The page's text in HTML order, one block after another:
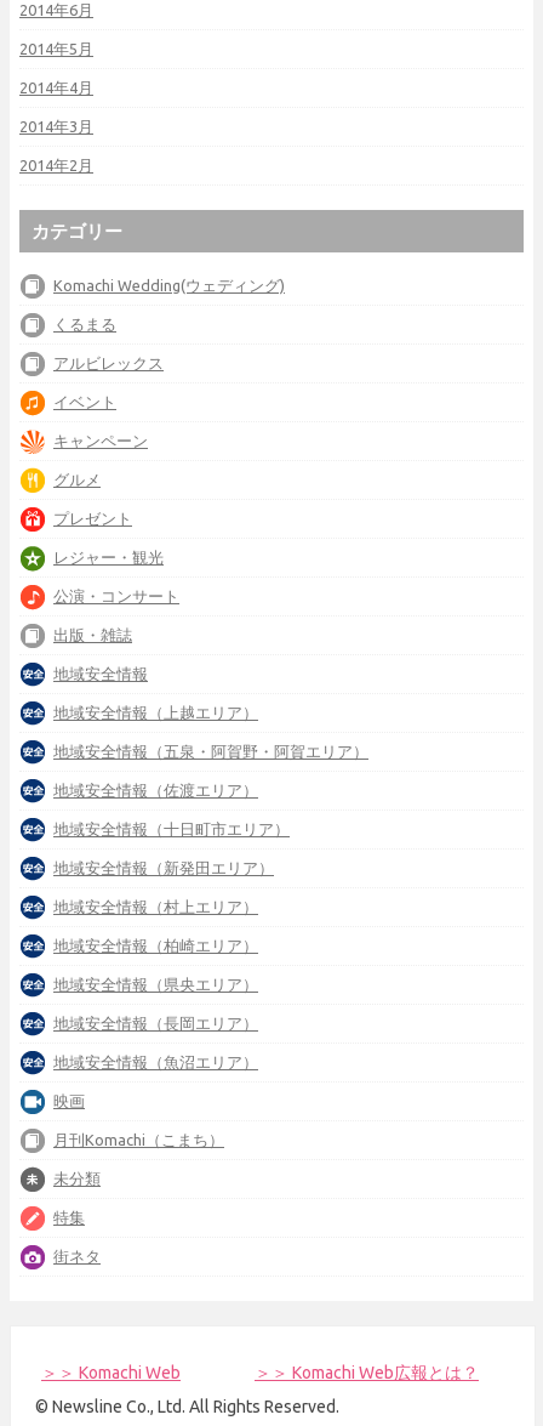
2014年6月
2014年5月
2014年4月
2014年3月
2014年2月
カテゴリー
Komachi Wedding(ウェディング)
くるまる
アルビレックス
イベント
キャンペーン
グルメ
プレゼント
レジャー・観光
公演・コンサート
出版・雑誌
地域安全情報
地域安全情報（上越エリア）
地域安全情報（五泉・阿賀野・阿賀エリア）
地域安全情報（佐渡エリア）
地域安全情報（十日町市エリア）
地域安全情報（新発田エリア）
地域安全情報（村上エリア）
地域安全情報（柏崎エリア）
地域安全情報（県央エリア）
地域安全情報（長岡エリア）
地域安全情報（魚沼エリア）
映画
月刊Komachi（こまち）
未分類
特集
街ネタ
＞＞ Komachi Web
＞＞ Komachi Web広報とは？
© Newsline Co., Ltd. All Rights Reserved.